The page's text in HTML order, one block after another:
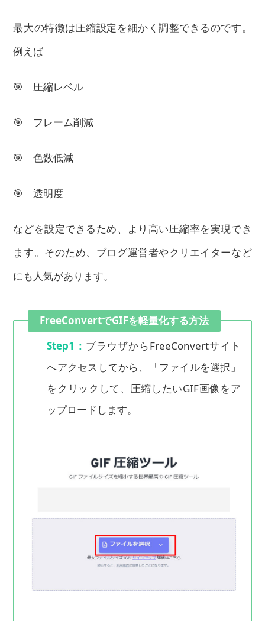
最大の特徴は圧縮設定を細かく調整できるのです。
例えば
🎯 圧縮レベル
🎯 フレーム削減
🎯 色数低減
🎯 透明度
などを設定できるため、より高い圧縮率を実現でき
ます。そのため、ブログ運営者やクリエイターなど
にも人気があります。
FreeConvertでGIFを軽量化する方法
Step1： ブラウザからFreeConvertサイト
へアクセスしてから、「ファイルを選択」
をクリックして、圧縮したいGIF画像をア
ップロードします。